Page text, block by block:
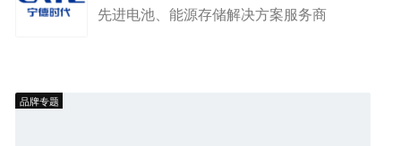
先进电池、能源存储解决方案服务商
品牌专题